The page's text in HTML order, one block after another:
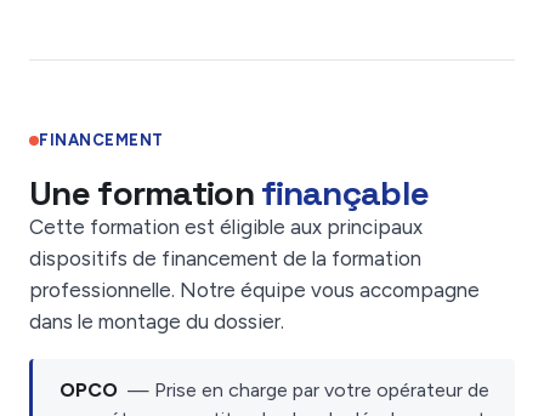
FINANCEMENT
Une formationfinançable
Cette formation est éligible aux principaux
dispositifs de financement de la formation
professionnelle. Notre équipe vous accompagne
dans le montage du dossier.
OPCO — Prise en charge par votre opérateur de